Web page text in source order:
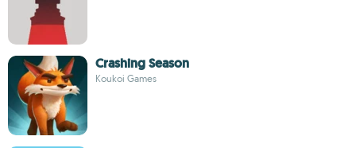
Crashing Season
Koukoi Games